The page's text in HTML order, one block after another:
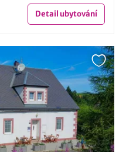
Detailubytování